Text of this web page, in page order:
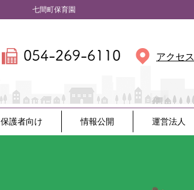
間町保育園
054-269-6110 アクセス
保護者向け 情報公開 運営法人